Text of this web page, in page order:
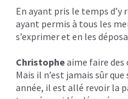
En ayant pris le temps
ayant permis à tous les
s’exprimer et en les
Christopheaime faire des
Mais il n’est jamais sûr
année, il est allé revoir la